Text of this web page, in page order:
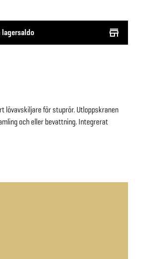
lövavskiljare för stuprör. Utloppskranen
och eller bevattning. Integrerat